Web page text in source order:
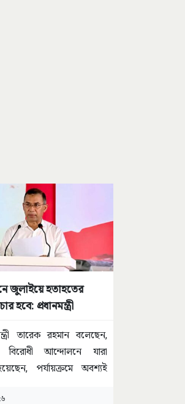
জুলাইয়ে হতাহতের
হবে: প্রধানমন্ত্রী
তারেক রহমান বলেছেন,
বিরোধী আন্দোলনে যারা
পর্যায়ক্রমে অবশ্যই